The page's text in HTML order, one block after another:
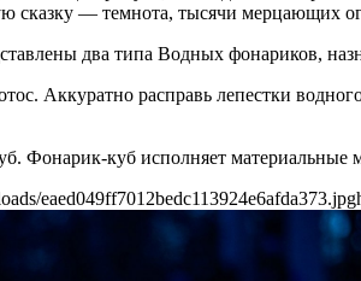
сказку — темнота, тысячи мерцающих
два типа Водных фонариков,
Аккуратно расправь лепестки водного
куб исполняет материальные
eaed049ff7012bedc113924e6afda373.jpg